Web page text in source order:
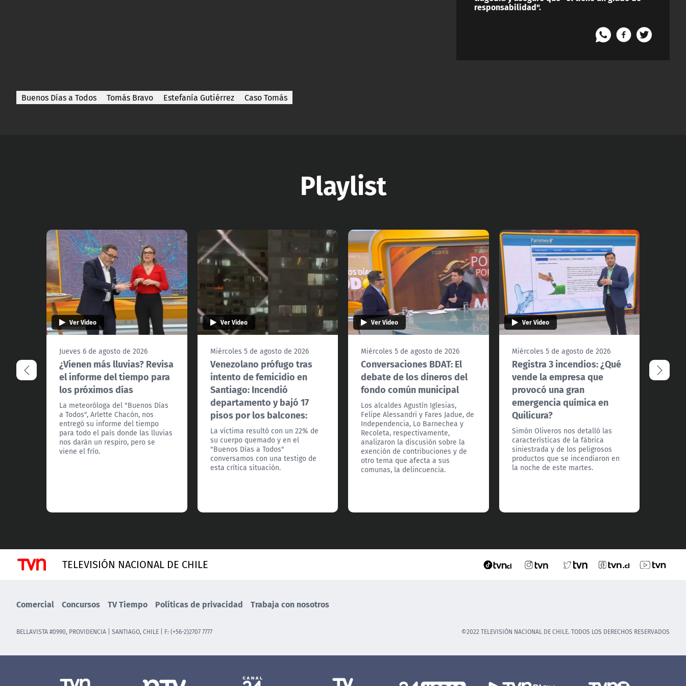
responsabilidad".
Buenos Días a Todos Tomás Bravo Estefanía Gutiérrez Caso Tomás
Playlist
Ver Video
Jueves 6 de agosto de 2026
¿Vienen más lluvias? Revisa
el informe del tiempo para
los próximos días
La meteoróloga del "Buenos Días
a Todos", Arlette Chacón, nos
entregó su informe del tiempo
para todo el país donde las lluvias
nos darán un respiro, pero se
viene el frío.
Ver Video
Miércoles 5 de agosto de 2026
Venezolano prófugo tras
intento de femicidio en
Santiago: Incendió
departamento y bajó 17
pisos por los balcones:
La víctima resultó con un 22% de
su cuerpo quemado y en el
"Buenos Días a Todos"
conversamos con una testigo de
esta crítica situación.
Ver Video
Miércoles 5 de agosto de 2026
Conversaciones BDAT: El
debate de los dineros del
fondo común municipal
Los alcaldes Agustín Iglesias,
Felipe Alessandri y Fares Jadue, de
Independencia, Lo Barnechea y
Recoleta, respectivamente,
analizaron la discusión sobre la
exención de contribuciones y de
otro tema que afecta a sus
comunas, la delincuencia.
Ver Video
Miércoles 5 de agosto de 2026
Registra 3 incendios: ¿Qué
vende la empresa que
provocó una gran
emergencia química en
Quilicura?
Simón Oliveros nos detalló las
características de la fábrica
siniestrada y de los peligrosos
productos que se incendiaron en
la noche de este martes.
TELEVISIÓN NACIONAL DE CHILE
Comercial Concursos TV Tiempo Políticas de privacidad Trabaja con nosotros
BELLAVISTA #0990, PROVIDENCIA | SANTIAGO, CHILE | F: (+56-2)2707 7777 ©2022 TELEVISIÓN NACIONAL DE CHILE. TODOS LOS DERECHOS RESERVADOS